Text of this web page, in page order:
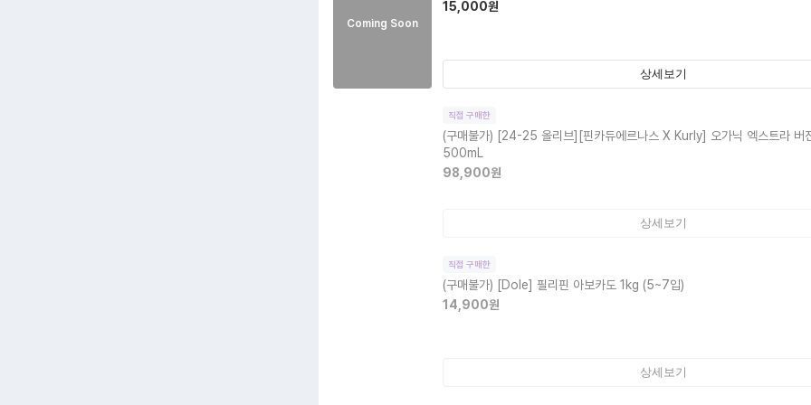
Coming Soon
15,000원
상세보기
직접 구매한
(구매불가) [24-25 올리브][핀카듀에르나스 X Kurly] 오가닉 엑스트라 버
500mL
98,900원
상세보기
직접 구매한
(구매불가) [Dole] 필리핀 아보카도 1kg (5~7입)
14,900원
상세보기